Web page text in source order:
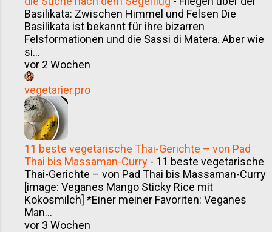
stellte mir einen Teller hin – dampfend,
bunt, lebendig: Spaghetti allo scoglio .
Erster Bissen – und ich wusste, das ist
Meeresfrüchten. Das ist Meer auf
kommt Spaghetti allo scoglio? Der
Herzmuscheln und andere Schalenti...
Basilikata: Zwischen Himmel und Felsen Die
Basilikata ist bekannt für ihre bizarren
Felsformationen und die Sassi di Matera. Aber wie
si...
vor 2 Wochen
vegetarier.pro
11 beste vegetarische Thai-Gerichte – von Pad
Thai bis Massaman-Curry - 11 beste vegetarische
Thai-Gerichte – von Pad Thai bis Massaman-Curry
[image: Veganes Mango Sticky Rice mit
Kokosmilch] *Einer meiner Favoriten: Veganes
Man...
vor 3 Wochen